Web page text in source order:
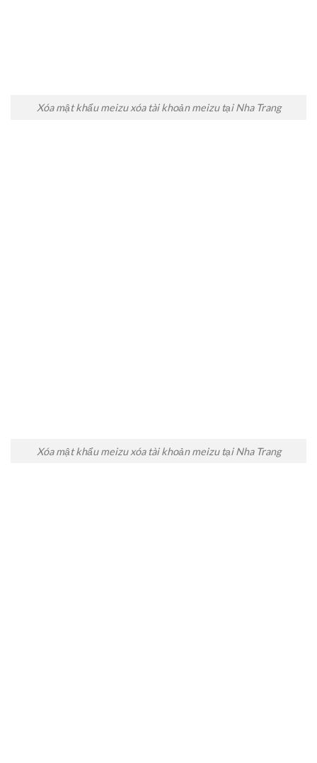
Xóa mật khẩu meizu xóa tài khoản meizu tại Nha Trang
Xóa mật khẩu meizu xóa tài khoản meizu tại Nha Trang